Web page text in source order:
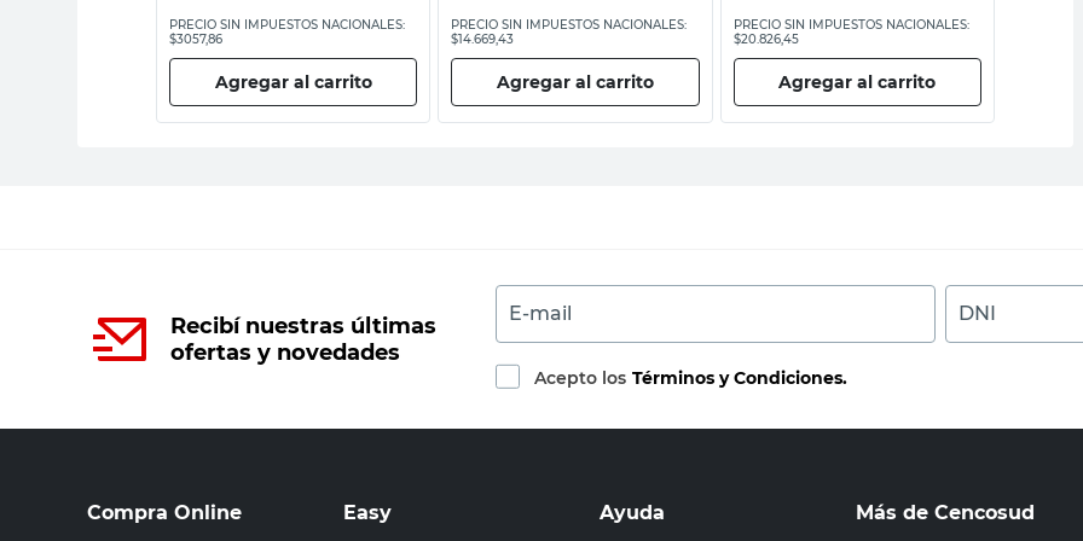
PRECIO SIN IMPUESTOS NACIONALES:
$3057,86
Agregar al carrito
PRECIO SIN IMPUESTOS NACIONALES:
$14.669,43
Agregar al carrito
PRECIO SIN IMPUESTOS NACIONALES:
$20.826,45
Agregar al carrito
Recibí nuestras últimas
ofertas y novedades
E-mail DNI
Acepto los Términos y Condiciones.
Compra Online Easy Ayuda Más de Cencosud